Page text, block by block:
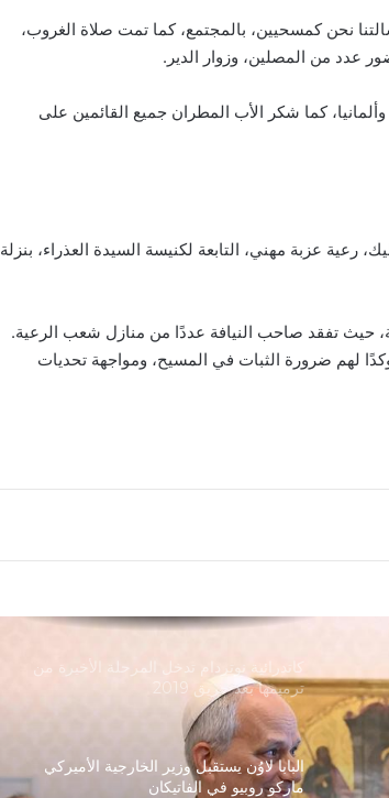
نحن كمسحيين، بالمجتمع، كما تمت صلاة الغروب،
عدد من المصلين، وزوار الدير.
كما شكر الأب المطران جميع القائمين على
رعية عزبة مهني، التابعة لكنيسة السيدة العذراء، بنزلة
حيث تفقد صاحب النيافة عددًا من منازل شعب الرعية.
لهم ضرورة الثبات في المسيح، ومواجهة تحديات
بيان مسكوني مشترك حول اتساع نطاق
تنسيقية الأرض المقدسة: تضامنوا مع شعب
يحتفلان بختام عام يوبيل “حجاج الرجاء”
أرقام صادمة توثق اضطهاد الكنيسة
كاتدرائية نوتردام تدخل المرحلة الأخيرة من
ترميمها بعد حريق 2019
البابا لاوُن يستقبل وزير الخارجية الأميركي
ماركو روبيو في الفاتيكان